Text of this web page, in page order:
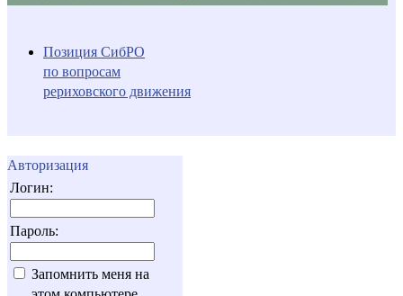
Позиция СибРО
по вопросам
рериховского движения
Авторизация
Логин:
Пароль:
Запомнить меня на